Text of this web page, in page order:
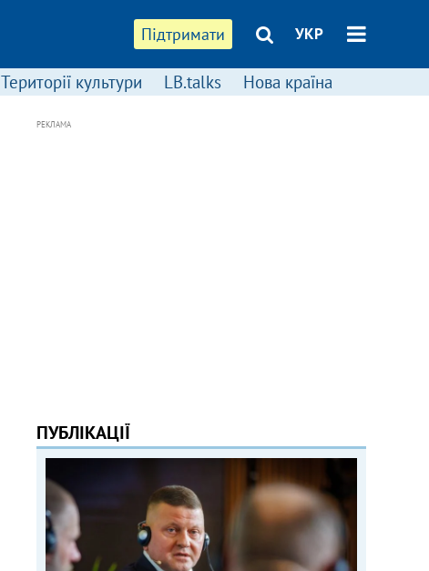
Підтримати УКР
Території культури LB.talks Нова країна
РЕКЛАМА
ПУБЛІКАЦІЇ